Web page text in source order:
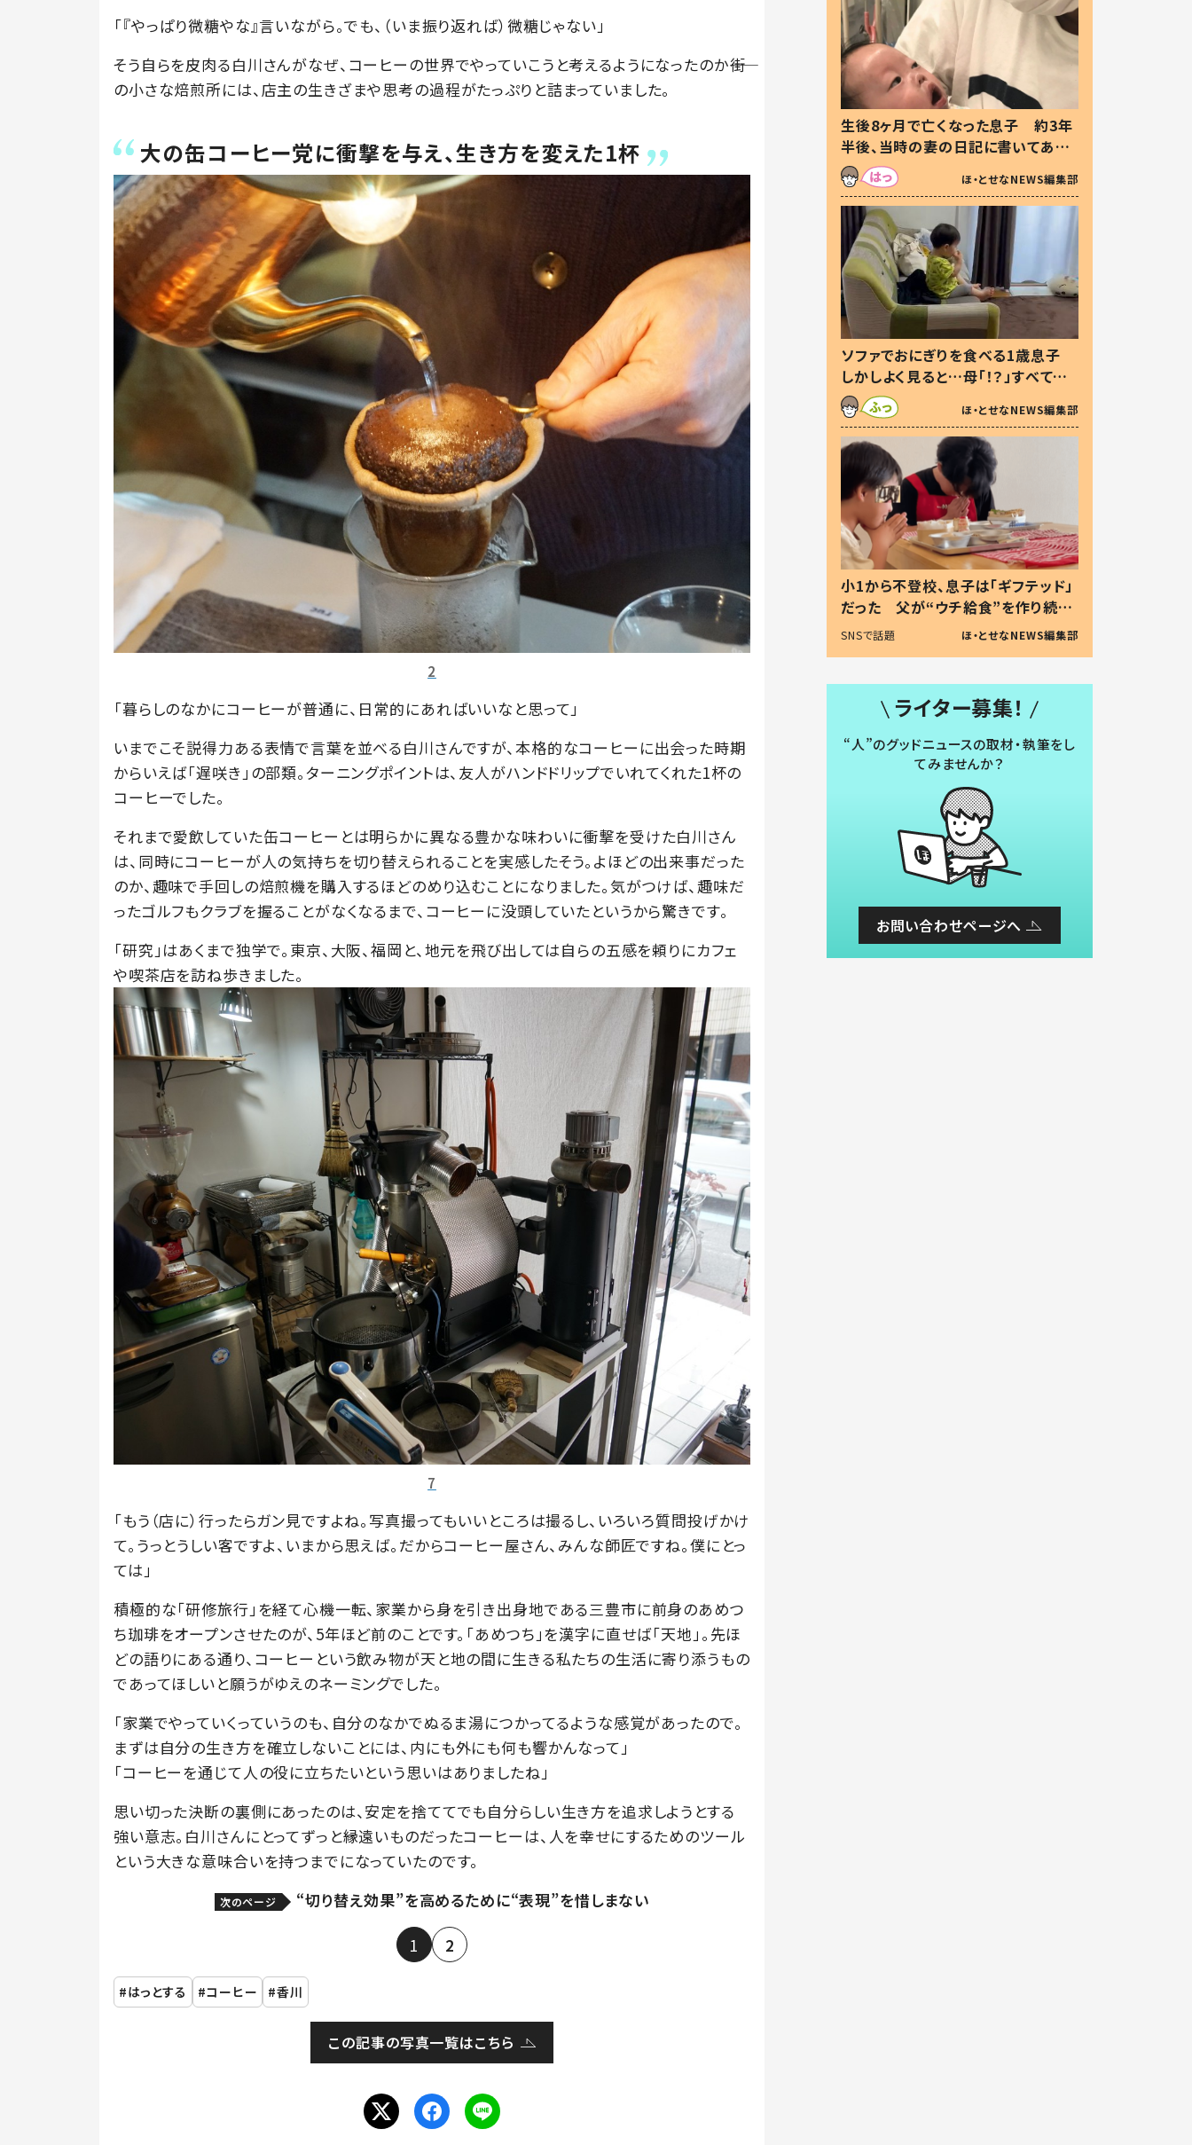
「『やっぱり微糖やな』言いながら。でも、（いま振り返れば）微糖じゃない」
そう自らを皮肉る白川さんがなぜ、コーヒーの世界でやっていこうと考えるようになったのか――街
の小さな焙煎所には、店主の生きざまや思考の過程がたっぷりと詰まっていました。
大の缶コーヒー党に衝撃を与え、生き方を変えた1杯
2
「暮らしのなかにコーヒーが普通に、日常的にあればいいなと思って」
いまでこそ説得力ある表情で言葉を並べる白川さんですが、本格的なコーヒーに出会った時期
からいえば「遅咲き」の部類。ターニングポイントは、友人がハンドドリップでいれてくれた1杯の
コーヒーでした。
それまで愛飲していた缶コーヒーとは明らかに異なる豊かな味わいに衝撃を受けた白川さん
は、同時にコーヒーが人の気持ちを切り替えられることを実感したそう。よほどの出来事だった
のか、趣味で手回しの焙煎機を購入するほどのめり込むことになりました。気がつけば、趣味だ
ったゴルフもクラブを握ることがなくなるまで、コーヒーに没頭していたというから驚きです。
「研究」はあくまで独学で。東京、大阪、福岡と、地元を飛び出しては自らの五感を頼りにカフェ
や喫茶店を訪ね歩きました。
7
「もう（店に）行ったらガン見ですよね。写真撮ってもいいところは撮るし、いろいろ質問投げかけ
て。うっとうしい客ですよ、いまから思えば。だからコーヒー屋さん、みんな師匠ですね。僕にとっ
ては」
積極的な「研修旅行」を経て心機一転、家業から身を引き出身地である三豊市に前身のあめつ
ち珈琲をオープンさせたのが、5年ほど前のことです。「あめつち」を漢字に直せば「天地」。先ほ
どの語りにある通り、コーヒーという飲み物が天と地の間に生きる私たちの生活に寄り添うもの
であってほしいと願うがゆえのネーミングでした。
「家業でやっていくっていうのも、自分のなかでぬるま湯につかってるような感覚があったので。
まずは自分の生き方を確立しないことには、内にも外にも何も響かんなって」
「コーヒーを通じて人の役に立ちたいという思いはありましたね」
思い切った決断の裏側にあったのは、安定を捨ててでも自分らしい生き方を追求しようとする
強い意志。白川さんにとってずっと縁遠いものだったコーヒーは、人を幸せにするためのツール
という大きな意味合いを持つまでになっていたのです。
次のページ “切り替え効果”を高めるために“表現”を惜しまない
1 2
はっとする コーヒー 香川
この記事の写真一覧はこちら
生後8ヶ月で亡くなった息子 約3年
半後、当時の妻の日記に書いてあっ
た本音とは
ほ・とせなNEWS編集部
ソファでおにぎりを食べる1歳息子
しかしよく見ると…母「！？」すべてを
察した母の投稿に「可愛いから許
す！」「現行犯〜」
ほ・とせなNEWS編集部
小1から不登校、息子は「ギフテッド」
だった 父が“ウチ給食”を作り続け
る理由とは #令和の親 #令和の子
SNSで話題 ほ・とせなNEWS編集部
ライター募集！
“人”のグッドニュースの取材・執筆をし
てみませんか？
お問い合わせページへ